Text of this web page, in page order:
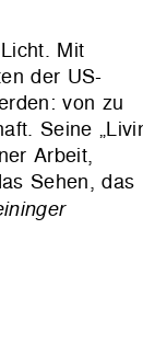
Mit
der US-
von zu
Seine
Arbeit,
Sehen, das